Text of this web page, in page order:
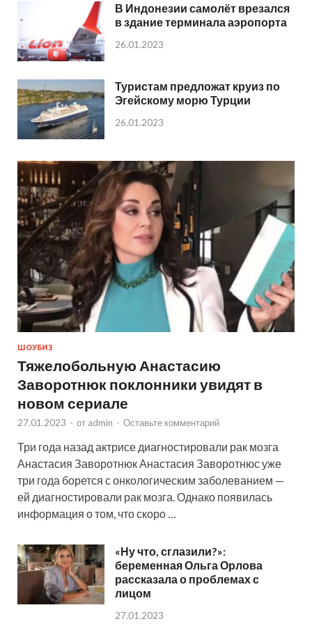
В Индонезии самолёт врезался
в здание терминала аэропорта
26.01.2023
Туристам предложат круиз по
Эгейскому морю Турции
26.01.2023
ШОУБИЗ
Тяжелобольную Анастасию
Заворотнюк поклонники увидят в
новом сериале
27.01.2023 - от admin - Оставьте комментарий
Три года назад актрисе диагностировали рак мозга
Анастасия Заворотнюк Анастасия Заворотнюс уже
три года борется с онкологическим заболеванием —
ей диагностировали рак мозга. Однако появилась
информация о том, что скоро …
«Ну что, сглазили?»:
беременная Ольга Орлова
рассказала о проблемах с
лицом
27.01.2023